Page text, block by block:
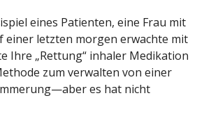
eines Patienten, eine Frau mit
einer letzten morgen erwachte mit
Ihre „Rettung“ inhaler Medikation
zum verwalten von einer
es hat nicht